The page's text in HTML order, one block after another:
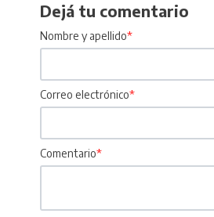
Dejá tu comentario
Nombre y apellido*
Correo electrónico*
Comentario*